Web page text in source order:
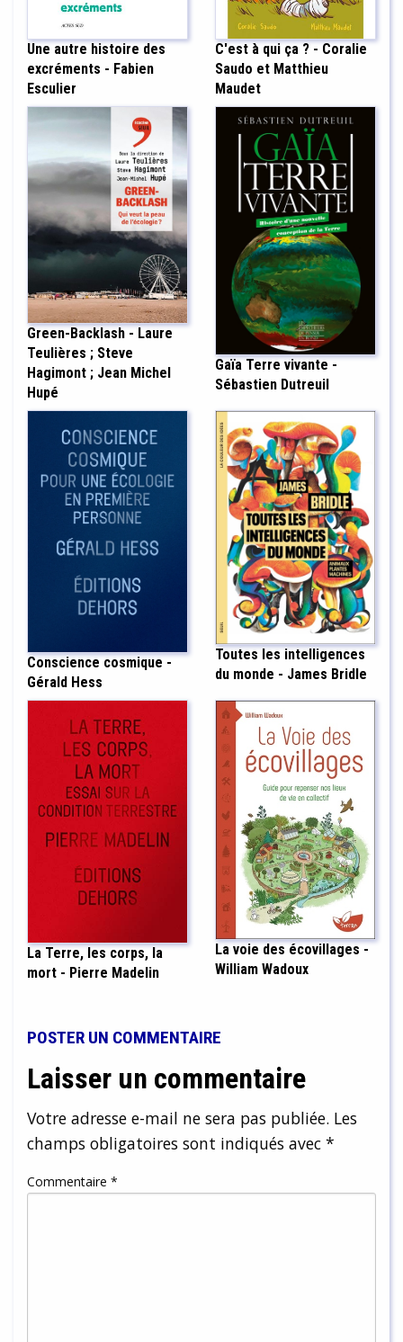
Une autre histoire des
excréments - Fabien
Esculier
C'est à qui ça ? - Coralie
Saudo et Matthieu
Maudet
Green-Backlash - Laure
Teulières ; Steve
Hagimont ; Jean Michel
Hupé
Gaïa Terre vivante -
Sébastien Dutreuil
Conscience cosmique -
Gérald Hess
Toutes les intelligences
du monde - James Bridle
La Terre, les corps, la
mort - Pierre Madelin
La voie des écovillages -
William Wadoux
POSTER UN COMMENTAIRE
Laisser un commentaire
Votre adresse e-mail ne sera pas publiée. Les
champs obligatoires sont indiqués avec *
Commentaire *